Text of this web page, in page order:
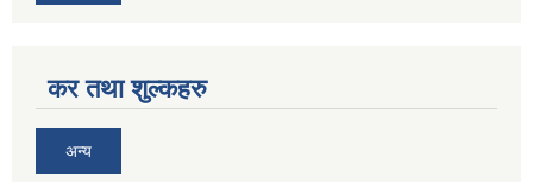
कर तथा शुल्कहरु
अन्य